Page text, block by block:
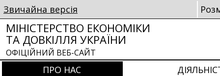
Звичайна версія
МІНІСТЕРСТВО ЕКОНОМІКИ
ТА ДОВКІЛЛЯ УКРАЇНИ
ОФІЦІЙНИЙ ВЕБ-САЙТ
ПРО НАС